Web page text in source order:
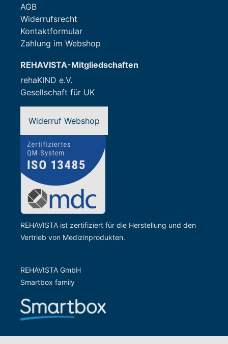
AGB
Widerrufsrecht
Kontaktformular
Zahlung im Webshop
REHAVISTA-Mitgliedschaften
rehaKIND e.V.
Gesellschaft für UK
Widerruf Webshop
REHAVISTA ist zertifiziert für die Herstellung und den
Vertrieb von Medizinprodukten.
REHAVISTA GmbH
Smartbox family